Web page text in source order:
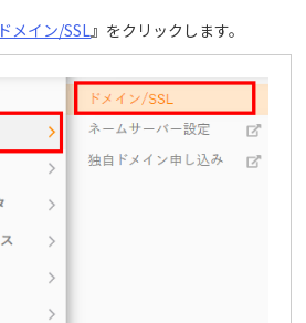
ドメイン/SSL』をクリックします。